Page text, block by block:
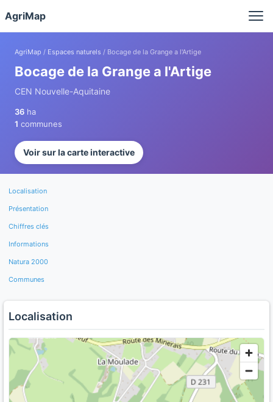
AgriMap
AgriMap / Espaces naturels / Bocage de la Grange a l'Artige
Bocage de la Grange a l'Artige
CEN Nouvelle-Aquitaine
36 ha
1 communes
Voir sur la carte interactive
Localisation
Présentation
Chiffres clés
Informations
Natura 2000
Communes
Localisation